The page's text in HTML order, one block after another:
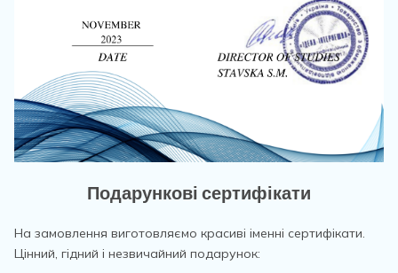
Подарункові сертифікати
На замовлення виготовляємо красиві іменні сертифікати.
Цінний, гідний і незвичайний подарунок: